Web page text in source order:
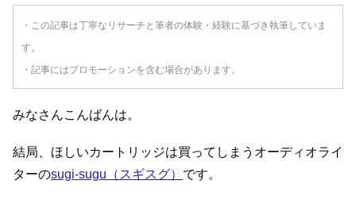
・この記事は丁寧なリサーチと筆者の体験・経験に基づき執筆していま
す。
・記事にはプロモーションを含む場合があります。
みなさんこんばんは。
結局、ほしいカートリッジは買ってしまうオーディオライ
ターのsugi-sugu（スギスグ） です。